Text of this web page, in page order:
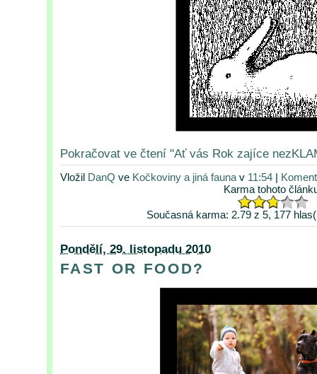
Pokračovat ve čtení "Ať vás Rok zajíce
Vložil DanQ ve Kočkoviny a jiná faunav 11:54|
Karma tohoto
Současná karma: 2.79 z 5, 177
Pondělí, 29. listopadu 2010
FAST OR FOOD?